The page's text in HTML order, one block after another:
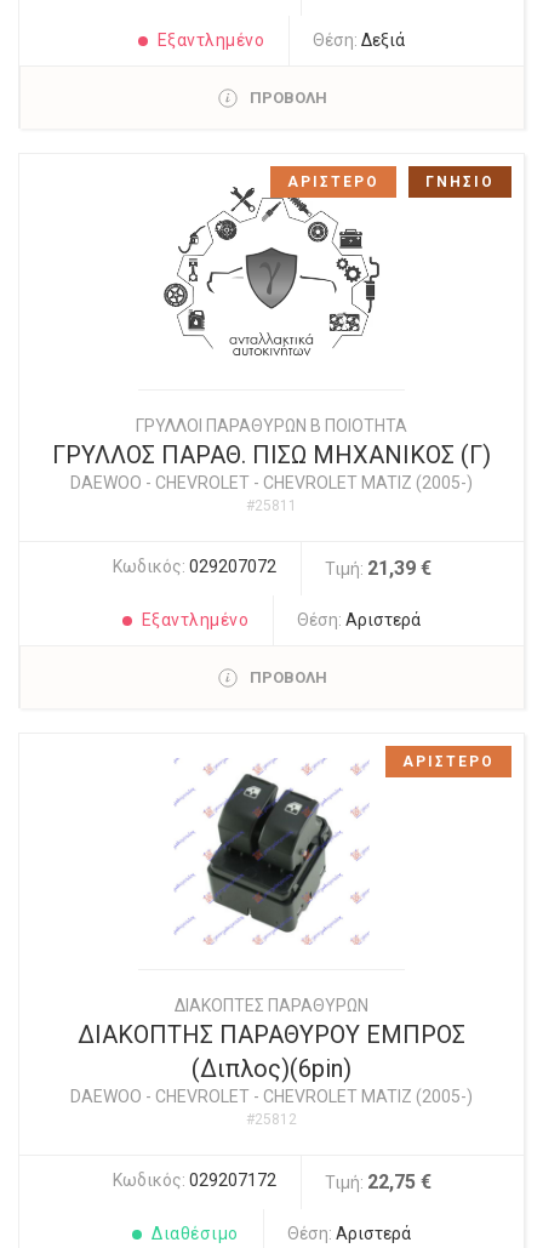
Εξαντλημένο Θέση:Δεξιά
ΠΡΟΒΟΛΗ
ΓΡΥΛΛΟΙ ΠΑΡΑΘΥΡΩΝ Β ΠΟΙΟΤΗΤΑ
ΓΡΥΛΛΟΣ ΠΑΡΑΘ. ΠΙΣΩ ΜΗΧΑΝΙΚΟΣ (Γ)
DAEWOO - CHEVROLET - CHEVROLET MATIZ (2005-)
#25811
Κωδικός: 029207072 Τιμή: 21,39 €
Εξαντλημένο Θέση:Αριστερά
ΠΡΟΒΟΛΗ
ΑΡΙΣΤΕΡΟ ΓΝΗΣΙΟ
ΔΙΑΚΟΠΤΕΣ ΠΑΡΑΘΥΡΩΝ
ΔΙΑΚΟΠΤΗΣ ΠΑΡΑΘΥΡΟΥ ΕΜΠΡΟΣ
(Διπλος)(6pin)
DAEWOO - CHEVROLET - CHEVROLET MATIZ (2005-)
#25812
Κωδικός: 029207172 Τιμή: 22,75 €
Διαθέσιμο Θέση: Αριστερά
ΑΡΙΣΤΕΡΟ